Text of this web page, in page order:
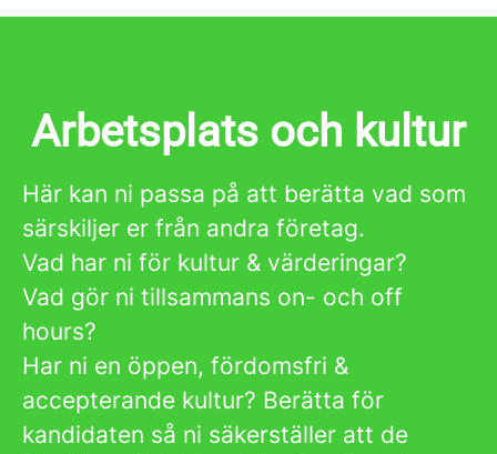
Arbetsplats och kultur
Här kan ni passa på att berätta vad som
särskiljer er från andra företag.
Vad har ni för kultur & värderingar?
Vad gör ni tillsammans on- och off
hours?
Har ni en öppen, fördomsfri &
accepterande kultur? Berätta för
kandidaten så ni säkerställer att de